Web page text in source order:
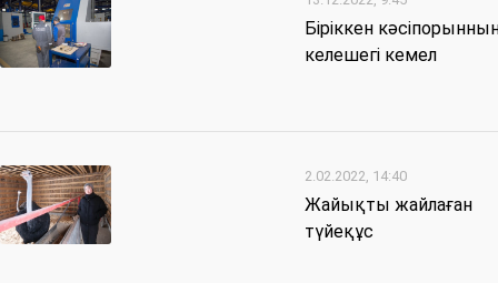
Біріккен
келешегі кемел
2.02.2022, 14:40
Жайықты жайлаған
түйеқұс